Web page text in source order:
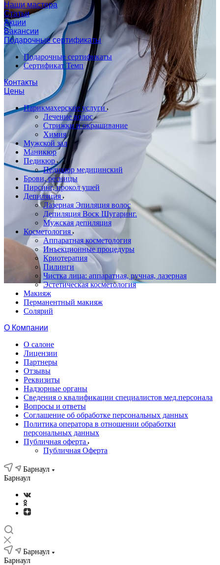
Наши мастера
Статьи
Акции
Вакансии
Подарочные сертификаты
Подарочные сертификаты
Сертификат Темп
Контакты
Цены
Парикмахерские услуги
Лечение волос
Стрижки и окрашивание
Химия
Мужской зал
Маникюр
Педикюр
Педикюр медицинский
Брови, ресницы
Пирсинг, прокол ушей
Депиляция
Лазерная Эпиляция волос
Депиляция Воск Шугаринг.
Мужская депиляция
Косметология
Аппаратная косметология
Инъекционные процедуры
Криотерапия
Пилинги
Чистка лица: аппаратная, ручная, лазерная
Эстетическая косметология
Макияж
Перманентный макияж
Солярий
О Компании
О салоне
Лицензии
Партнеры
Отзывы
Реквизиты
Надзорные органы
Сведения о квалификации специалистов мед.персонала
Вопросы и ответы
Соглашение об обработке персональных данных
Политика оператора в отношении обработки
персональных данных
Публичная оферта
Публичная Оферта
Барнаул
Барнаул
Барнаул
Барнаул